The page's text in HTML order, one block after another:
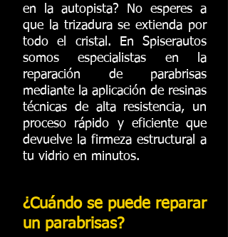
en la autopista? No esperes a
que la trizadura se extienda por
todo el cristal. En Spiserautos
somos especialistas en la
reparación de parabrisas
mediante la aplicación de resinas
técnicas de alta resistencia, un
proceso rápido y eficiente que
devuelve la firmeza estructural a
tu vidrio en minutos.
¿Cuándo se puede reparar
un parabrisas?